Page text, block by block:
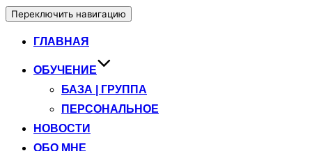
Переключить навигацию
ГЛАВНАЯ
ОБУЧЕНИЕ
БАЗА | ГРУППА
ПЕРСОНАЛЬНОЕ
НОВОСТИ
ОБО МНЕ